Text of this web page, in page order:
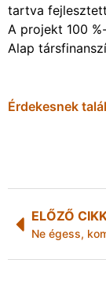
tartva
A projekt 100
Alap
Érdekesnek
ELŐZŐ
Ne égess,